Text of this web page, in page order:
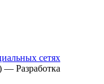
сетях
— Разработка